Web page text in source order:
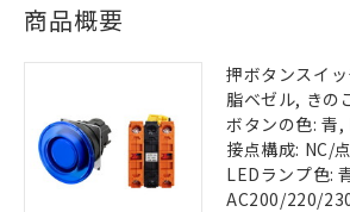
商品概要
押ボタンスイ
脂ベゼル, きの
ボタンの色: 青
接点構成: NC/
LEDランプ色:
AC200/220/